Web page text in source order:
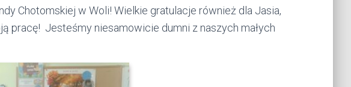
Chotomskiej w Woli! Wielkie gratulacje również dla Jasia,
pracę! Jesteśmy niesamowicie dumni z naszych małych